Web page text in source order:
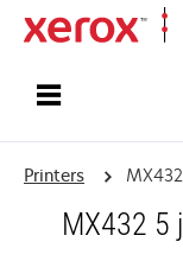
Printers
MX432 5